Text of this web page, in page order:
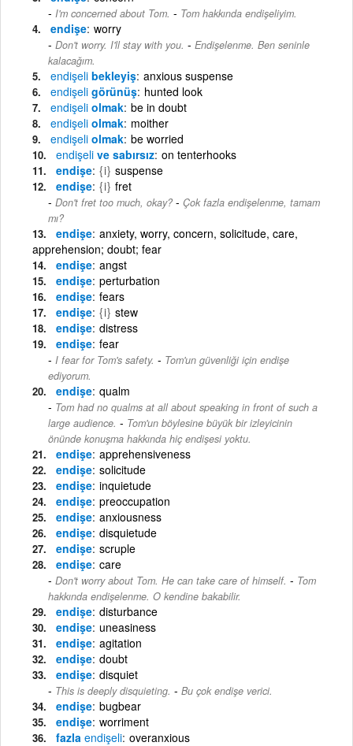
I'm concerned about Tom. - Tom hakkında endişeliyim.
endişe worry
Don't worry. I'll stay with you. - Endişelenme. Ben seninle
kalacağım.
endişeli bekleyiş anxious suspense
endişeli görünüş hunted look
endişeli olmak be in doubt
endişeli olmak moither
endişeli olmak be worried
endişeli ve sabırsız on tenterhooks
endişe {i} suspense
endişe {i} fret
Don't fret too much, okay? - Çok fazla endişelenme, tamam
mı?
endişe anxiety, worry, concern, solicitude, care,
apprehension; doubt; fear
endişe angst
endişe perturbation
endişe fears
endişe {i} stew
endişe distress
endişe fear
I fear for Tom's safety. - Tom'un güvenliği için endişe
ediyorum.
endişe qualm
Tom had no qualms at all about speaking in front of such a
large audience. - Tom'un böylesine büyük bir izleyicinin
önünde konuşma hakkında hiç endişesi yoktu.
endişe apprehensiveness
endişe solicitude
endişe inquietude
endişe preoccupation
endişe anxiousness
endişe disquietude
endişe scruple
endişe care
Don't worry about Tom. He can take care of himself. - Tom
hakkında endişelenme. O kendine bakabilir.
endişe disturbance
endişe uneasiness
endişe agitation
endişe doubt
endişe disquiet
This is deeply disquieting. - Bu çok endişe verici.
endişe bugbear
endişe worriment
fazla endişeli overanxious